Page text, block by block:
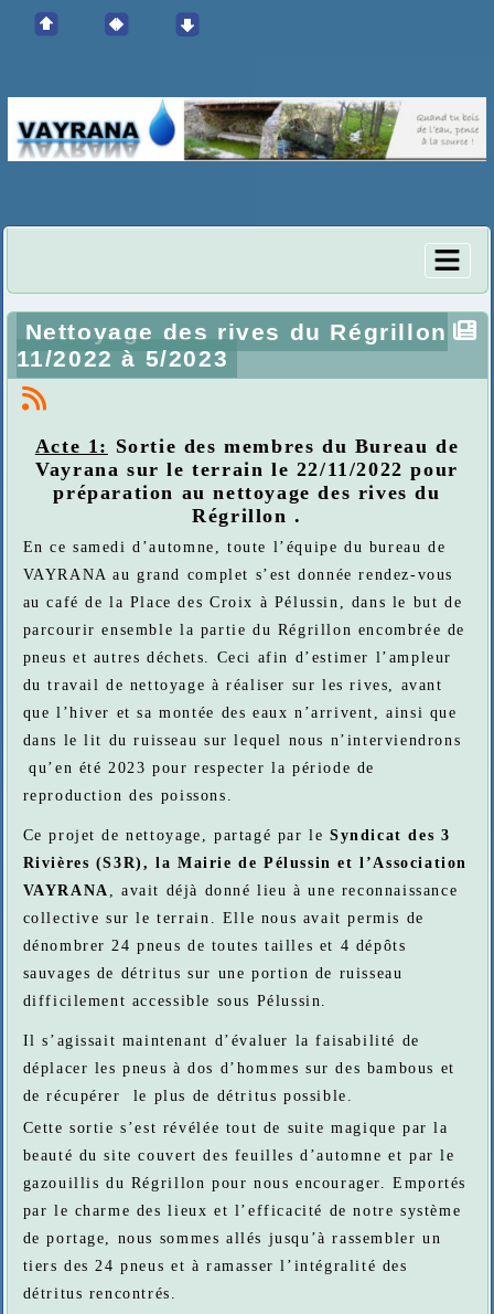
Nettoyage des rives du Régrillon
11/2022 à 5/2023
Acte 1: Sortie des membres du Bureau de
Vayrana sur le terrain le 22/11/2022 pour
préparation au nettoyage des rives du
Régrillon .
En ce samedi d’automne, toute l’équipe du bureau de
VAYRANA au grand complet s’est donnée rendez-vous
au café de la Place des Croix à Pélussin, dans le but de
parcourir ensemble la partie du Régrillon encombrée de
pneus et autres déchets. Ceci afin d’estimer l’ampleur
du travail de nettoyage à réaliser sur les rives, avant
que l’hiver et sa montée des eaux n’arrivent, ainsi que
dans le lit du ruisseau sur lequel nous n’interviendrons
qu’en été 2023 pour respecter la période de
reproduction des poissons.
Ce projet de nettoyage, partagé par le Syndicat des 3
Rivières (S3R), la Mairie de Pélussin et l’Association
VAYRANA , avait déjà donné lieu à une reconnaissance
collective sur le terrain. Elle nous avait permis de
dénombrer 24 pneus de toutes tailles et 4 dépôts
sauvages de détritus sur une portion de ruisseau
difficilement accessible sous Pélussin.
Il s’agissait maintenant d’évaluer la faisabilité de
déplacer les pneus à dos d’hommes sur des bambous et
de récupérer le plus de détritus possible.
Cette sortie s’est révélée tout de suite magique par la
beauté du site couvert des feuilles d’automne et par le
gazouillis du Régrillon pour nous encourager. Emportés
par le charme des lieux et l’efficacité de notre système
de portage, nous sommes allés jusqu’à rassembler un
tiers des 24 pneus et à ramasser l’intégralité des
détritus rencontrés.